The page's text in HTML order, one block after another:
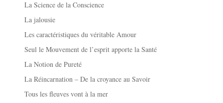
La Science de la Conscience
La jalousie
Les caractéristiques du véritable Amour
Seul le Mouvement de l’esprit apporte la Santé
La Notion de Pureté
La Réincarnation – De la croyance au Savoir
Tous les fleuves vont à la mer